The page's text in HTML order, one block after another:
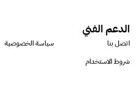
الدعم الفني
اتصل بنا
سياسة الخصوصية
شروط الاستخدام